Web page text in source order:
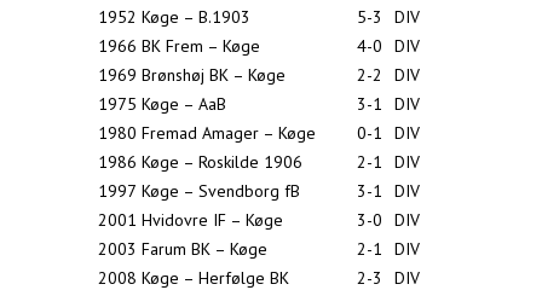
1952 Køge – B.1903 5-3
DIV
1966 BK Frem – Køge 4-0
DIV
1969 Brønshøj BK – Køge 2-2
DIV
1975 Køge – AaB 3-1
DIV
1980 Fremad Amager – Køge 0-1
DIV
1986 Køge – Roskilde 1906 2-1
DIV
1997 Køge – Svendborg fB 3-1
DIV
2001 Hvidovre IF – Køge 3-0
DIV
2003 Farum BK – Køge 2-1
DIV
2008 Køge – Herfølge BK 2-3
DIV